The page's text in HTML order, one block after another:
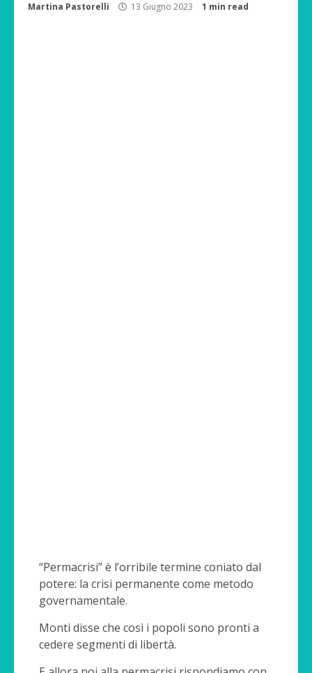
Martina Pastorelli 13 Giugno 2023 1 min read
“Permacrisi” è l’orribile termine coniato dal
potere: la crisi permanente come metodo
governamentale.
Monti disse che così i popoli sono pronti a
cedere segmenti di libertà.